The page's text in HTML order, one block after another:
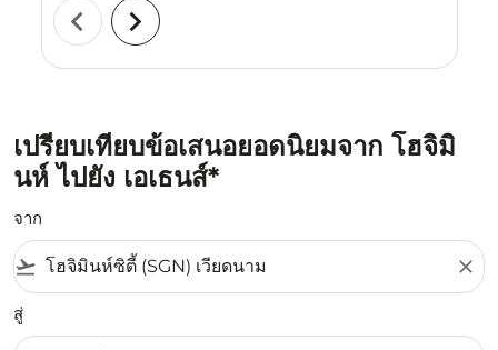
chevron_left chevron_right
เปรียบเทียบข้อเสนอยอดนิยมจาก โฮจิมิ
นห์ ไปยัง เอเธนส์*
จาก
flight_takeoff close
สู่